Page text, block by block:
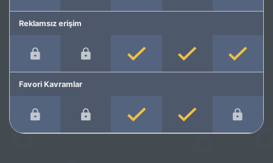
Reklamsız erişim
Favori Kavramlar